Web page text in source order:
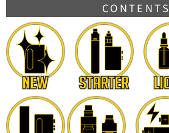
CONTENTS